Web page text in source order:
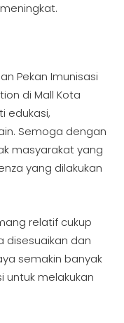
Pekan Imunisasi
di Mall Kota
edukasi,
Semoga dengan
masyarakat yang
yang dilakukan
relatif cukup
disesuaikan dan
semakin banyak
untuk melakukan